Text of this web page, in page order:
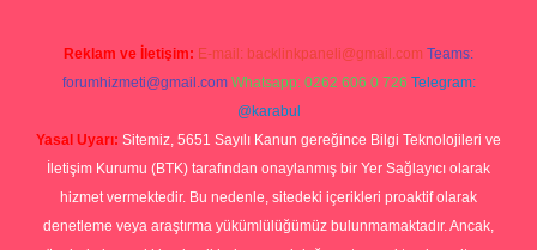
Reklam ve İletişim: E-mail: backlinkpaneli@gmail.com Teams:
forumhizmeti@gmail.com Whatsapp: 0262 606 0 726 Telegram:
@karabul
Yasal Uyarı: Sitemiz, 5651 Sayılı Kanun gereğince Bilgi Teknolojileri ve
İletişim Kurumu (BTK) tarafından onaylanmış bir Yer Sağlayıcı olarak
hizmet vermektedir. Bu nedenle, sitedeki içerikleri proaktif olarak
denetleme veya araştırma yükümlülüğümüz bulunmamaktadır. Ancak,